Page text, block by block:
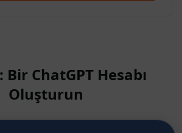
Bir ChatGPT Hesabı
Oluşturun